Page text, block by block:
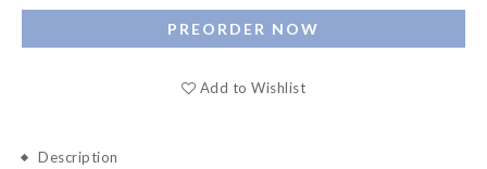
PREORDER NOW
Add to Wishlist
Description